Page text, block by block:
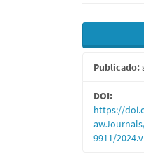
Barra
lateral
de
artigos
Publicado:
DOI:
https://
9911/